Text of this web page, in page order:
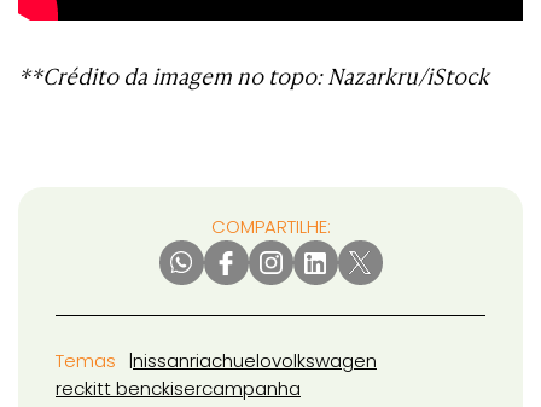
**Crédito da imagem no topo: Nazarkru/iStock
COMPARTILHE:
Temas nissanriachuelovolkswagen
reckitt benckisercampanha